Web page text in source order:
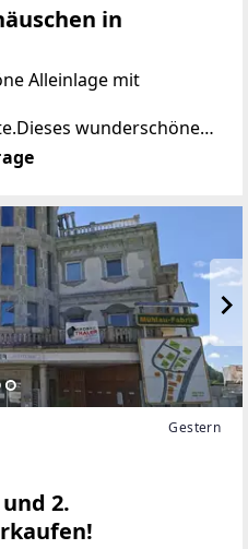
in
Alleinlage mit
wunderschöne
einzigartiger Natur-
Wechselgebiet.
Gestern
2.